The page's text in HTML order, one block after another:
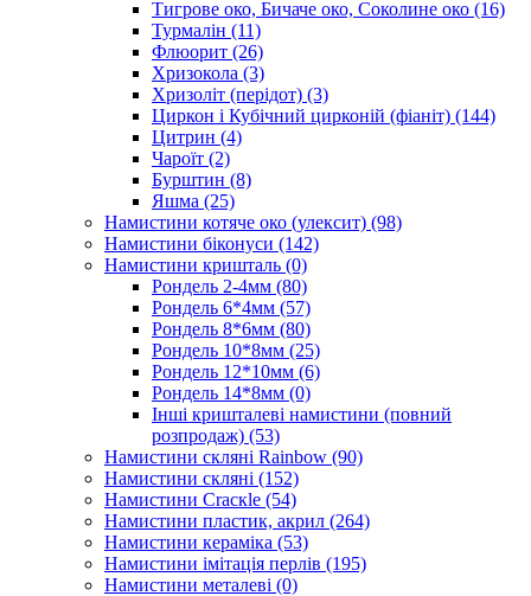
Тигрове око, Бичаче око, Соколине око (16)
Турмалін (11)
Флюорит (26)
Хризокола (3)
Хризоліт (перідот) (3)
Циркон і Кубічний цирконій (фіаніт) (144)
Цитрин (4)
Чароїт (2)
Бурштин (8)
Яшма (25)
Намистини котяче око (улексит) (98)
Намистини біконуси (142)
Намистини кришталь (0)
Рондель 2-4мм (80)
Рондель 6*4мм (57)
Рондель 8*6мм (80)
Рондель 10*8мм (25)
Рондель 12*10мм (6)
Рондель 14*8мм (0)
Інші кришталеві намистини (повний
розпродаж) (53)
Намистини скляні Rainbow (90)
Намистини скляні (152)
Намистини Cracкle (54)
Намистини пластик, акрил (264)
Намистини кераміка (53)
Намистини імітація перлів (195)
Намистини металеві (0)